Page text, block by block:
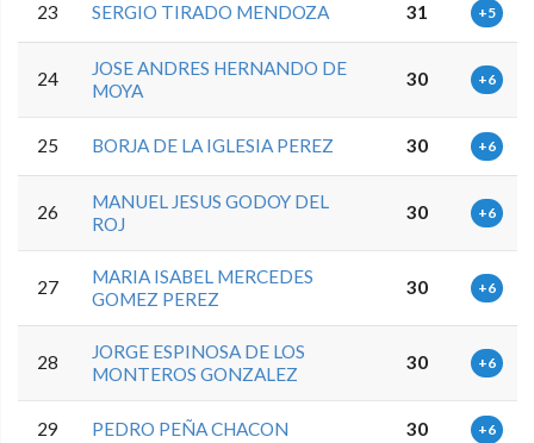
23 SERGIO TIRADO MENDOZA 31 +5
24
JOSE ANDRES HERNANDO DE
MOYA
30 +6
25 BORJA DE LA IGLESIA PEREZ 30 +6
26
MANUEL JESUS GODOY DEL
ROJ
30 +6
27
MARIA ISABEL MERCEDES
GOMEZ PEREZ
30 +6
28
JORGE ESPINOSA DE LOS
MONTEROS GONZALEZ
30 +6
29 PEDRO PEÑA CHACON 30 +6